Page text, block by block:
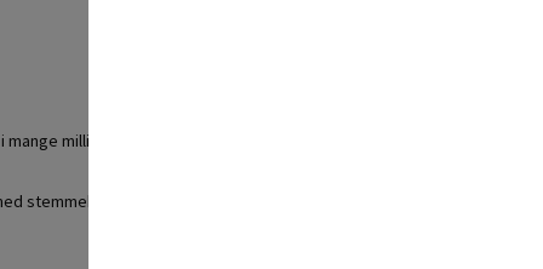
millioner forskellige farver og over 50.000 nuancer af hvidt lys.
stemmekommandoer ved hjælp af Smart Home-assistenterne